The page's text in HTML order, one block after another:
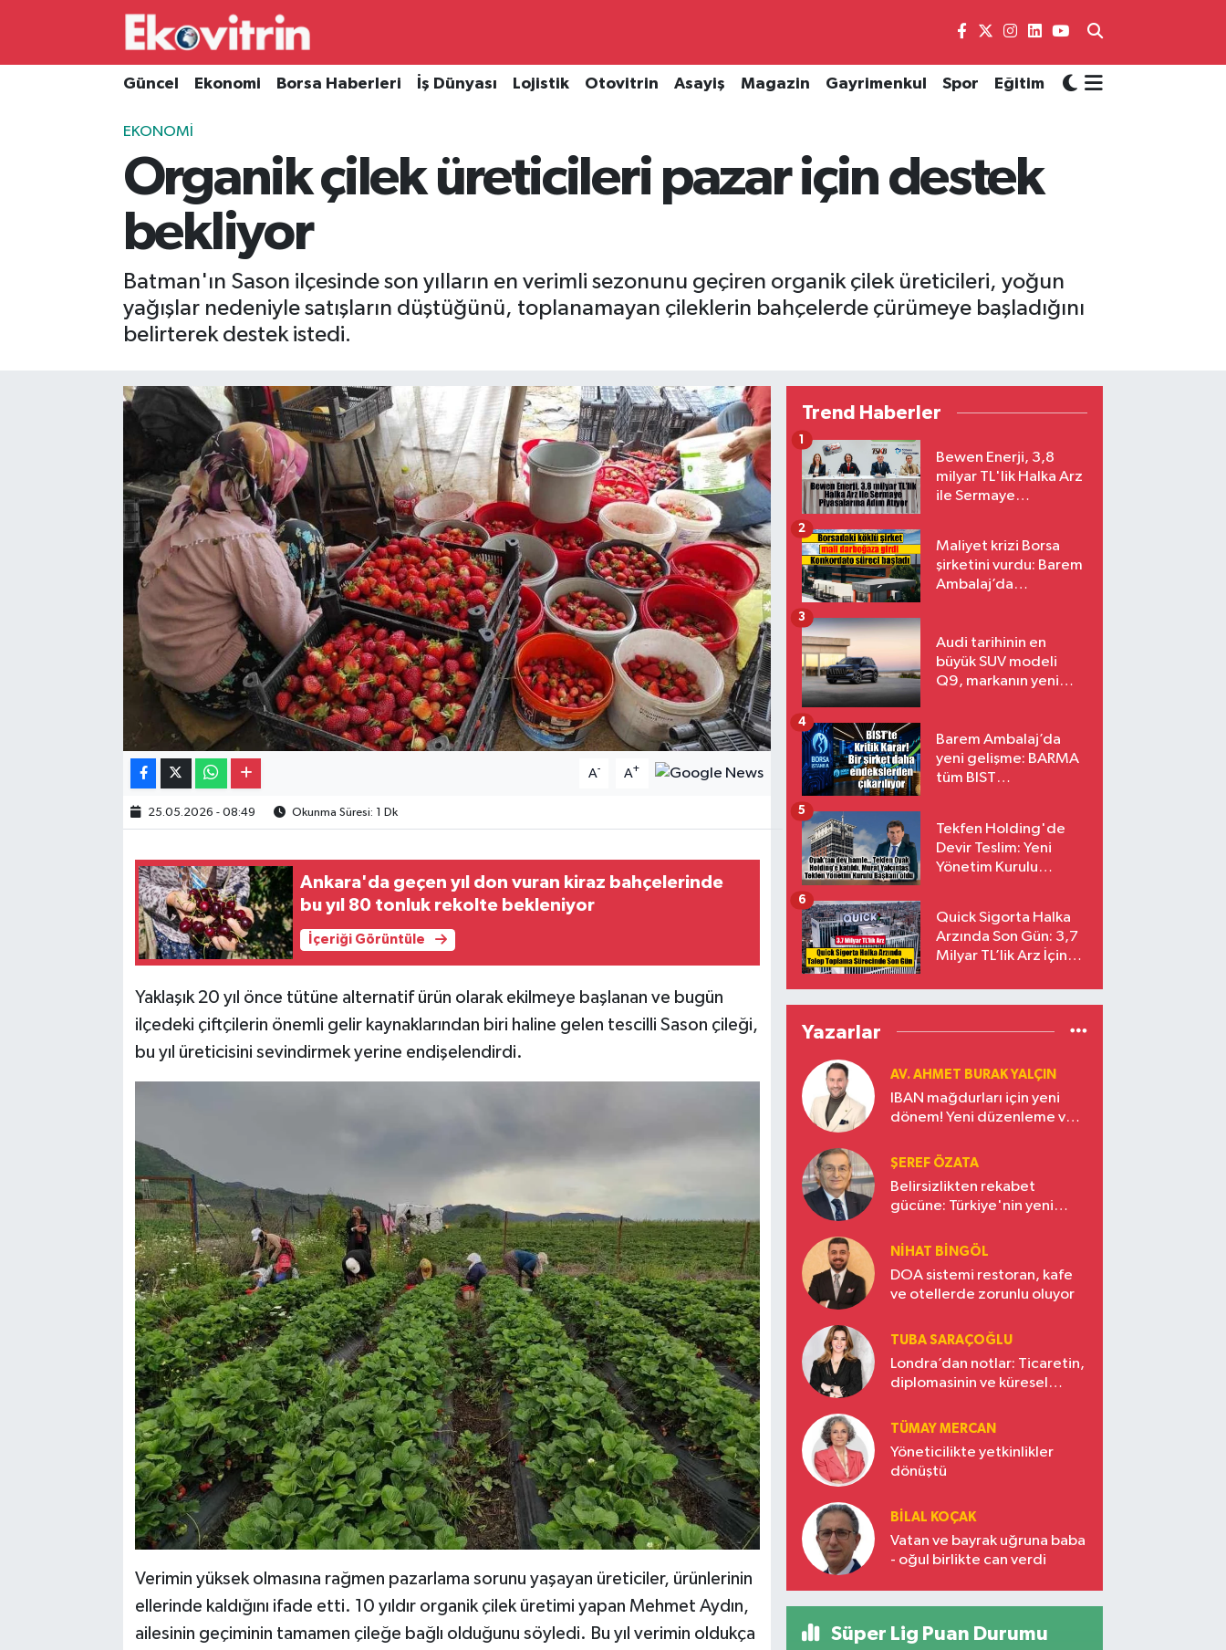
Güncel Ekonomi Borsa Haberleri İş Dünyası Lojistik Otovitrin Asayiş Magazin Gayrimenkul Spor Eğitim
EKONOMI
Organik çilek üreticileri pazar için destek
bekliyor
Batman'ın Sason ilçesinde son yılların en verimli sezonunu geçiren organik çilek üreticileri, yoğun
yağışlar nedeniyle satışların düştüğünü, toplanamayan çileklerin bahçelerde çürümeye başladığını
belirterek destek istedi.
A- A+
25.05.2026 - 08:49 Okunma Süresi: 1 Dk
Ankara'da geçen yıl don vuran kiraz bahçelerinde
bu yıl 80 tonluk rekolte bekleniyor
İçeriği Görüntüle
Yaklaşık 20 yıl önce tütüne alternatif ürün olarak ekilmeye başlanan ve bugün
ilçedeki çiftçilerin önemli gelir kaynaklarından biri haline gelen tescilli Sason çileği,
bu yıl üreticisini sevindirmek yerine endişelendirdi.
Verimin yüksek olmasına rağmen pazarlama sorunu yaşayan üreticiler, ürünlerinin
ellerinde kaldığını ifade etti. 10 yıldır organik çilek üretimi yapan Mehmet Aydın,
ailesinin geçiminin tamamen çileğe bağlı olduğunu söyledi. Bu yıl verimin oldukça
Trend Haberler
Bewen Enerji, 3,8
milyar TL'lik Halka Arz
ile Sermaye
1
Maliyet krizi Borsa
şirketini vurdu: Barem
Ambalaj’da
2
Audi tarihinin en
büyük SUV modeli
Q9, markanın yeni
3
Barem Ambalaj’da
yeni gelişme: BARMA
tüm BIST
4
Tekfen Holding'de
Devir Teslim: Yeni
Yönetim Kurulu
5
Quick Sigorta Halka
Arzında Son Gün: 3,7
Milyar TL’lik Arz İçin
Eriyor
6
Yazarlar
AV. AHMET BURAK YALÇIN
IBAN mağdurları için yeni
dönem! Yeni düzenleme ve
ŞEREF ÖZATA
Belirsizlikten rekabet
gücüne: Türkiye'nin yeni
NIHAT BINGÖL
DOA sistemi restoran, kafe
ve otellerde zorunlu oluyor
TUBA SARAÇOĞLU
Londra’dan notlar: Ticaretin,
diplomasinin ve küresel
Türkiye’nin yükselen gücü
TÜMAY MERCAN
Yöneticilikte yetkinlikler
dönüştü
BILAL KOÇAK
Vatan ve bayrak uğruna baba
- oğul birlikte can verdi
Süper Lig Puan Durumu
Güncel
Borsa Haberleri
Hava Durumu
Süper Lig Puan Durumu ve Fikstür
Tüm Manşetler
Son Dakika Haberleri
Haber Arşivi